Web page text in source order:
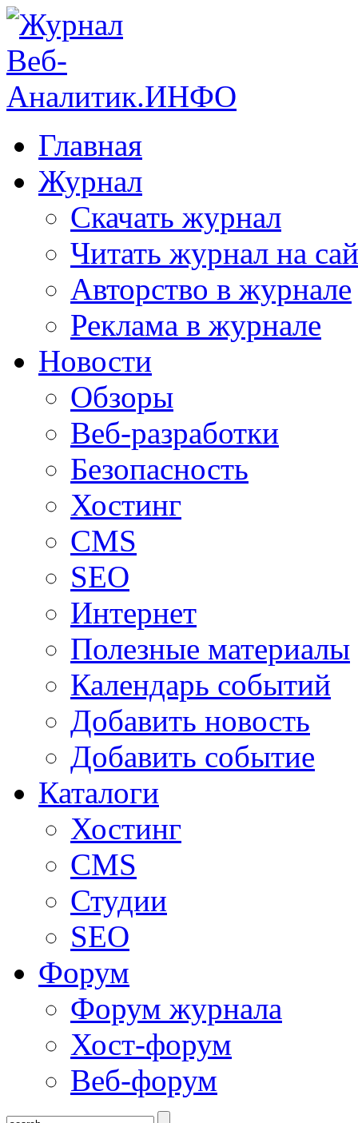
Главная
Журнал
Скачать журнал
Читать журнал на
Авторство в журнале
Реклама в журнале
Новости
Обзоры
Веб-разработки
Безопасность
Хостинг
CMS
SEO
Интернет
Полезные материалы
Календарь событий
Добавить новость
Добавить событие
Каталоги
Хостинг
CMS
Студии
SEO
Форум
Форум журнала
Хост-форум
Веб-форум